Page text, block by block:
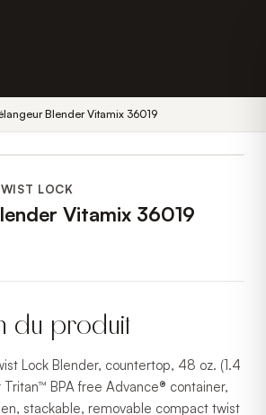
Blender Vitamix 36019
LOCK
Vitamix 36019
du produit
Lock Blender, countertop, 48 oz. (1.4
BPA free Advance® container,
stackable, removable compact twist